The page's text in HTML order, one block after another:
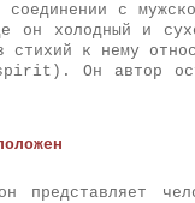
с
он холодный и
к нему
Он автор
представляет